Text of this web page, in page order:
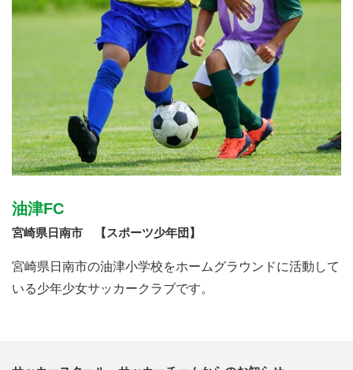
油津FC
宮崎県日南市 【スポーツ少年団】
宮崎県日南市の油津小学校をホームグラウンドに活動して
いる少年少女サッカークラブです。